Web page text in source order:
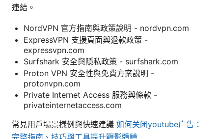
連結。
NordVPN 官方指南與政策說明 - nordvpn.com
ExpressVPN 支援頁面與退款政策 -
expressvpn.com
Surfshark 安全與隱私政策 - surfshark.com
Proton VPN 安全性與免費方案說明 -
protonvpn.com
Private Internet Access 服務與條款 -
privateinternetaccess.com
常見用戶場景樣例與快速建議 如何关闭youtube广告：
完整指南、技巧與工具提升觀影體驗